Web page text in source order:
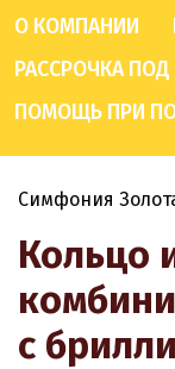
О КОМПАНИИ
РАССРОЧКА ПОД
ПОМОЩЬ ПРИ
Симфония
Кольцо
с